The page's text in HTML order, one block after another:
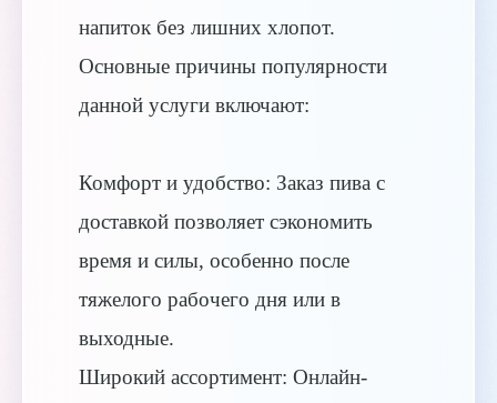
напиток без лишних хлопот.
Основные причины популярности
данной услуги включают:
Комфорт и удобство: Заказ пива с
доставкой позволяет сэкономить
время и силы, особенно после
тяжелого рабочего дня или в
выходные.
Широкий ассортимент: Онлайн-